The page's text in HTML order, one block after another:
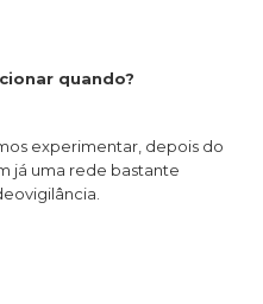
quando?
experimentar, depois do
já uma rede bastante